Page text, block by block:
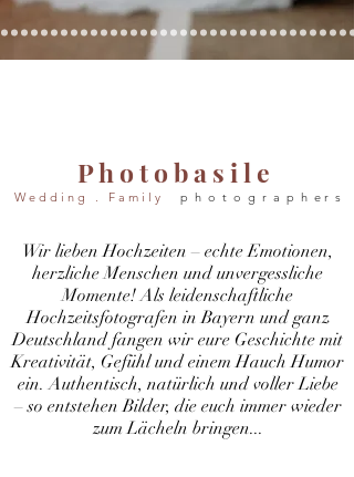
P h o t o b a s i l e
W e d d i n g . F a m i l y p h o t o g r a p h e​r​ s
Wir lieben Hochzeiten – echte Emotionen,
herzliche Menschen und unvergessliche
Momente! Als leidenschaftliche
Hochzeitsfotografen in Bayern und ganz
Deutschland fangen wir eure Geschichte mit
Kreativität, Gefühl und einem Hauch Humor
ein. Authentisch, natürlich und voller Liebe
– so entstehen Bilder, die euch immer wieder
zum Lächeln bringen...